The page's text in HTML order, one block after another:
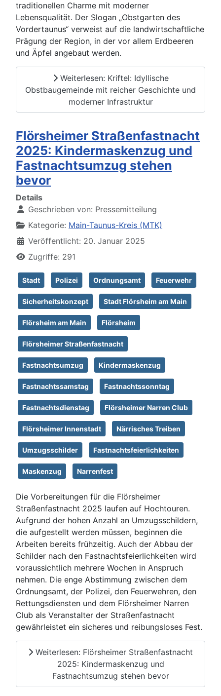
traditionellen Charme mit moderner
Lebensqualität. Der Slogan „Obstgarten des
Vordertaunus“ verweist auf die landwirtschaftliche
Prägung der Region, in der vor allem Erdbeeren
und Äpfel angebaut werden.
Weiterlesen: Kriftel: Idyllische
Obstbaugemeinde mit reicher Geschichte und
moderner Infrastruktur
Flörsheimer Straßenfastnacht
2025: Kindermaskenzug und
Fastnachtsumzug stehen
bevor
Details
Geschrieben von: Pressemitteilung
Kategorie: Main-Taunus-Kreis (MTK)
Veröffentlicht: 20. Januar 2025
Zugriffe: 291
Stadt Polizei Ordnungsamt Feuerwehr
Sicherheitskonzept Stadt Flörsheim am Main
Flörsheim am Main Flörsheim
Flörsheimer Straßenfastnacht
Fastnachtsumzug Kindermaskenzug
Fastnachtssamstag Fastnachtssonntag
Fastnachtsdienstag Flörsheimer Narren Club
Flörsheimer Innenstadt Närrisches Treiben
Umzugsschilder Fastnachtsfeierlichkeiten
Maskenzug Narrenfest
Die Vorbereitungen für die Flörsheimer
Straßenfastnacht 2025 laufen auf Hochtouren.
Aufgrund der hohen Anzahl an Umzugsschildern,
die aufgestellt werden müssen, beginnen die
Arbeiten bereits frühzeitig. Auch der Abbau der
Schilder nach den Fastnachtsfeierlichkeiten wird
voraussichtlich mehrere Wochen in Anspruch
nehmen. Die enge Abstimmung zwischen dem
Ordnungsamt, der Polizei, den Feuerwehren, den
Rettungsdiensten und dem Flörsheimer Narren
Club als Veranstalter der Straßenfastnacht
gewährleistet ein sicheres und reibungsloses Fest.
Weiterlesen: Flörsheimer Straßenfastnacht
2025: Kindermaskenzug und
Fastnachtsumzug stehen bevor